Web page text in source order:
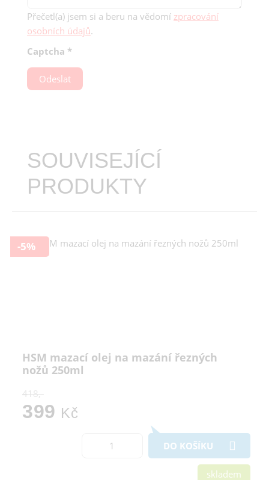
Přečetl(a) jsem si a beru na vědomí zpracování
osobních údajů.
Captcha *
Odeslat
SOUVISEJÍCÍ
PRODUKTY
-5%
HSM mazací olej na mazání řezných
nožů 250ml
418,-
399 Kč
DO KOŠÍKU
skladem